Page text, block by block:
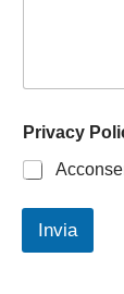
N
o
m
Privacy
Invia